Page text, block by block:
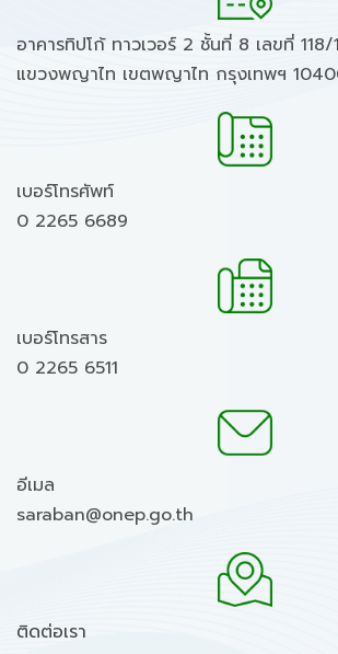
อาคารทิปโก้ ทาวเวอร์ 2 ชั้นที่ 8 เลขที่ 118/
แขวงพญาไท เขตพญาไท กรุงเทพฯ
เบอร์โทรศัพท์
0 2265 6689
เบอร์โทรสาร
0 2265 6511
อีเมล
saraban@onep.go.th
ติดต่อเรา